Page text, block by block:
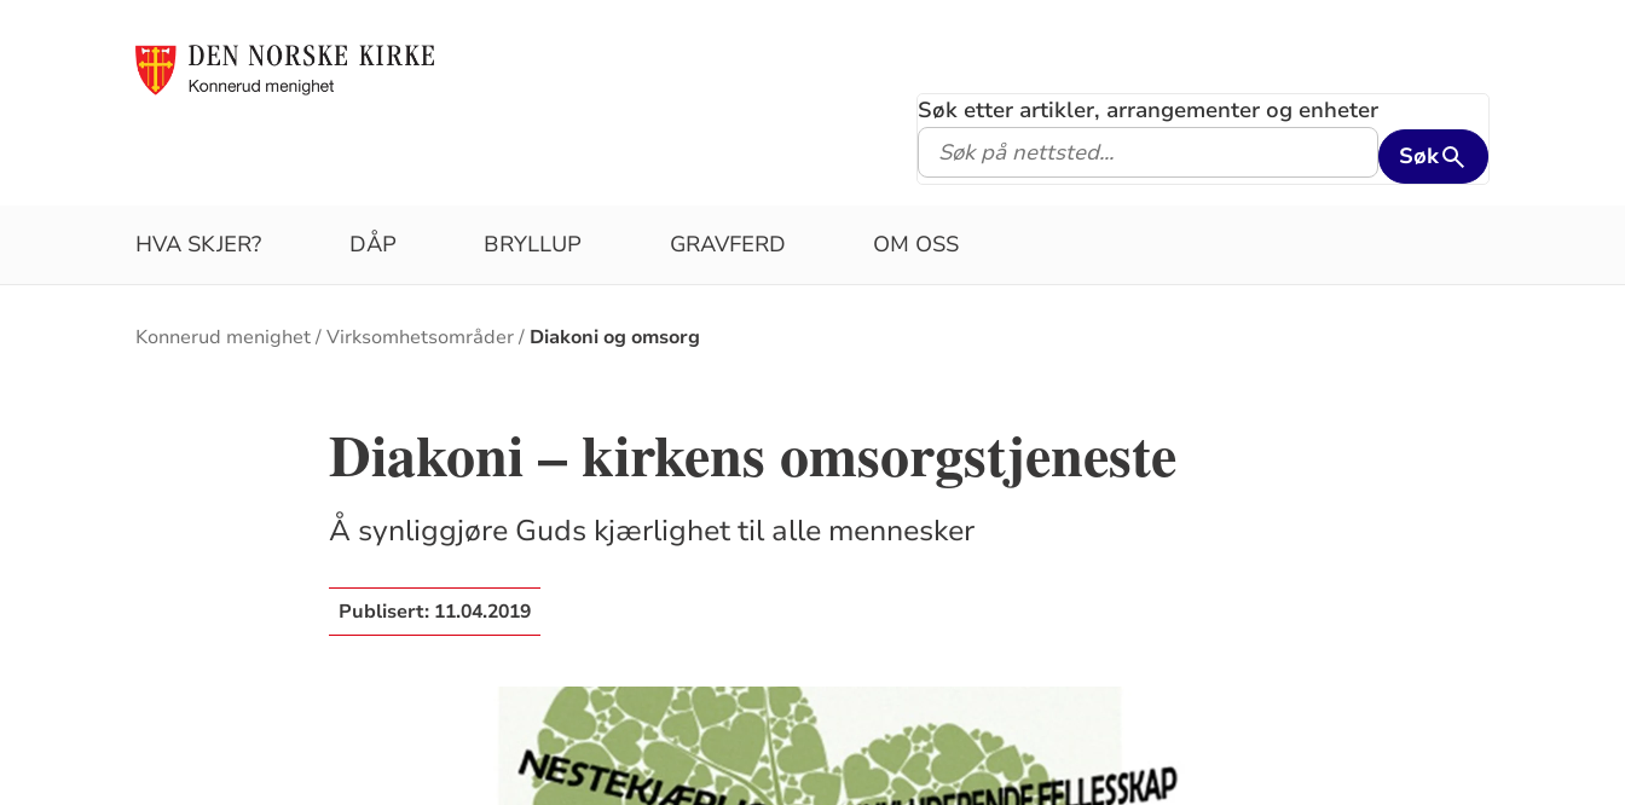
Søk etter artikler, arrangementer og enheter
Søk
HVA SKJER? DÅP BRYLLUP GRAVFERD OM OSS
Brødsmulesti
Konnerud menighet Virksomhetsområder Diakoni og omsorg
Diakoni – kirkens omsorgstjeneste
Å synliggjøre Guds kjærlighet til alle mennesker
Publisert: 11.04.2019